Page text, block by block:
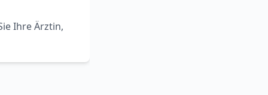
Ihre Ärztin,